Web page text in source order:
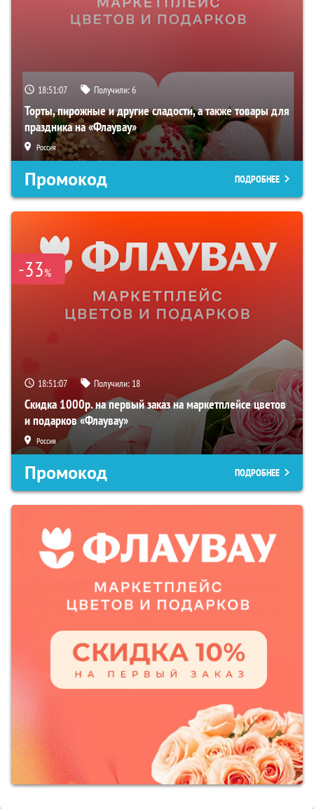
18:51:07 Получили:6
Торты, пирожные и другие сладости, а также товары для
праздника на «Флаувау»
Россия
Промокод ПОДРОБНЕЕ
-33%
18:51:07 Получили: 18
Скидка 1000р. на первый заказ на маркетплейсе цветов
и подарков «Флаувау»
Россия
Промокод ПОДРОБНЕЕ